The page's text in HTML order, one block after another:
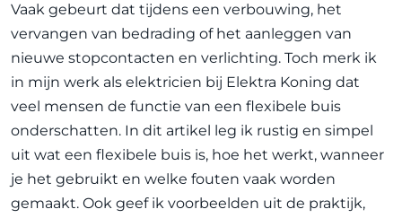
Vaak gebeurt dat tijdens een verbouwing, het
vervangen van bedrading of het aanleggen van
nieuwe stopcontacten en verlichting. Toch merk ik
in mijn werk als elektricien bij Elektra Koning dat
veel mensen de functie van een flexibele buis
onderschatten. In dit artikel leg ik rustig en simpel
uit wat een flexibele buis is, hoe het werkt, wanneer
je het gebruikt en welke fouten vaak worden
gemaakt. Ook geef ik voorbeelden uit de praktijk,